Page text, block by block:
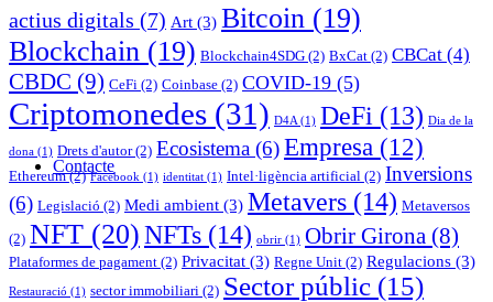
Contacte
actius digitals (7) Art (3) Bitcoin (19)
Blockchain (19) Blockchain4SDG (2) BxCat (2) CBCat (4)
CBDC (9) CeFi (2) Coinbase (2) COVID-19 (5)
Criptomonedes (31) D4A (1) DeFi (13) Dia de la
dona (1) Drets d'autor(2) Ecosistema (6)Empresa (12)
Ethereum(2) Facebook (1) identitat (1) Intel·ligència artificial (2) Inversions
(6) Legislació (2) Medi ambient (3) Metavers (14) Metaversos
(2) NFT (20)NFTs (14) obrir (1) Obrir Girona (8)
Plataformes de pagament (2) Privacitat (3) Regne Unit (2) Regulacions (3)
Restauració (1) sector immobiliari (2) Sector públic (15)